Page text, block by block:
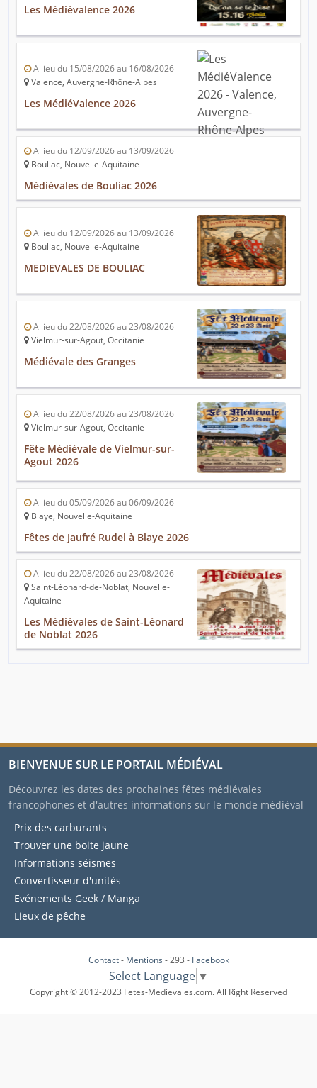
Les Médiévalence 2026
A lieu du 15/08/2026 au 16/08/2026
Valence, Auvergne-Rhône-Alpes
Les MédiéValence 2026
A lieu du 12/09/2026 au 13/09/2026
Bouliac, Nouvelle-Aquitaine
Médiévales de Bouliac 2026
A lieu du 12/09/2026 au 13/09/2026
Bouliac, Nouvelle-Aquitaine
MEDIEVALES DE BOULIAC
A lieu du 22/08/2026 au 23/08/2026
Vielmur-sur-Agout, Occitanie
Médiévale des Granges
A lieu du 22/08/2026 au 23/08/2026
Vielmur-sur-Agout, Occitanie
Fête Médiévale de Vielmur-sur-
Agout 2026
A lieu du 05/09/2026 au 06/09/2026
Blaye, Nouvelle-Aquitaine
Fêtes de Jaufré Rudel à Blaye 2026
A lieu du 22/08/2026 au 23/08/2026
Saint-Léonard-de-Noblat, Nouvelle-
Aquitaine
Les Médiévales de Saint-Léonard
de Noblat 2026
BIENVENUE SUR LE PORTAIL MÉDIÉVAL
Découvrez les dates des prochaines fêtes médiévales
francophones et d'autres informations sur le monde médiéval
Prix des carburants
Trouver une boite jaune
Informations séismes
Convertisseur d'unités
Evénements Geek / Manga
Lieux de pêche
Contact- Mentions - 293 - Facebook
Select Language ▼
Copyright © 2012-2023 Fetes-Medievales.com. All Right Reserved